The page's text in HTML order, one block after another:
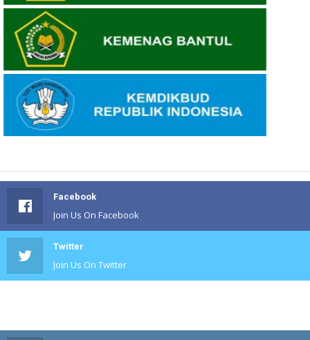
Facebook
Join Us On Facebook
Twitter
Join Us On Twitter